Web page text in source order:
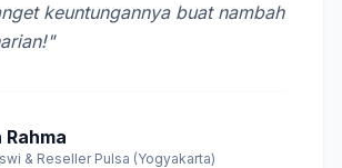
keuntungannya buat nambah
Rahma
& Reseller Pulsa (Yogyakarta)